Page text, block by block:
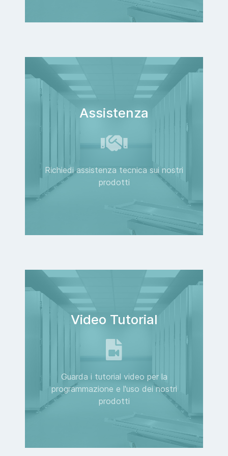
Assistenza
Richiedi assistenza tecnica sui nostri
prodotti
Video Tutorial
Guarda i tutorial video per la
programmazione e l'uso dei nostri
prodotti